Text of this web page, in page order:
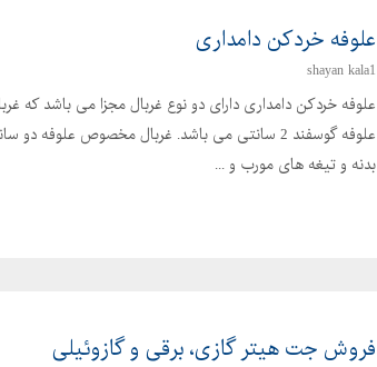
علوفه خردکن دامداری
shayan kala1
علوفه گوسفند 2 سانتی می باشد. غربال مخصوص
بدنه و تیغه های مورب و ...
فروش جت هیتر گازی، برقی و گازوئیلی